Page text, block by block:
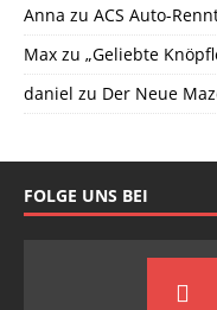
Anna zu ACS Auto-
Max zu „Geliebte
daniel zu Der Neue
FOLGE UNS BEI